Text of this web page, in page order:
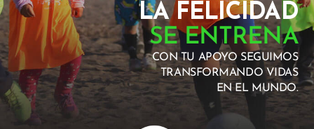
LA FELICIDAD
SE ENTRENA
CON TU APOYO SEGUIMOS
TRANSFORMANDO VIDAS
EN EL MUNDO.